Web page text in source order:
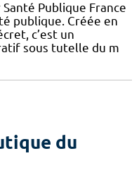
Publique France
publique. Créée en
c’est un
sous tutelle du m
du